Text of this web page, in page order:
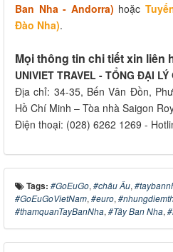
Ban Nha - Andorra) hoặc
Đào Nha).
Mọi thông tin chi tiết xin liên
UNIVIET TRAVEL - TỔNG ĐẠI LÝ
Địa chỉ: 34-35, Bến Vân Đồn,
Hồ Chí Minh – Tòa nhà Saigon
Điện thoại: (028) 6262 1269 -
Tags: #GoEuGo, #châu Âu,
#GoEuGoVietNam, #euro,
#thamquanTayBanNha, #Tây Ban Nha,